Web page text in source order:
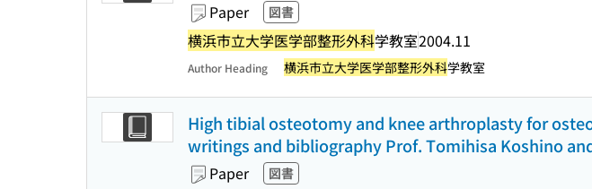
Paper 図書
横浜市立大学医学部整形外科学教室2004.11
Author Heading 横浜市立大学医学部整形外科学教室
High tibial osteotomy and knee arthroplasty for
writings and bibliography Prof. Tomihisa Koshino
Paper 図書